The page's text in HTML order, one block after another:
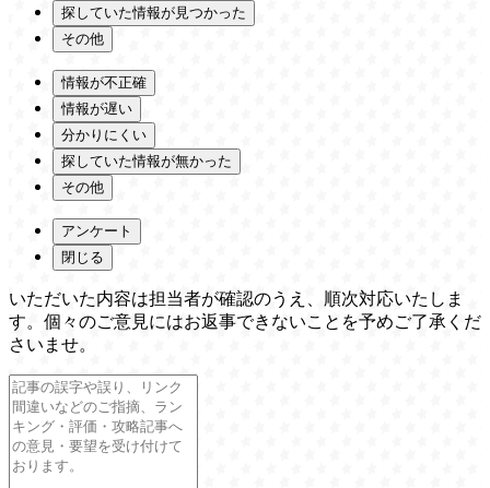
探していた情報が見つかった
その他
情報が不正確
情報が遅い
分かりにくい
探していた情報が無かった
その他
アンケート
閉じる
いただいた内容は担当者が確認のうえ、順次対応いたしま
す。個々のご意見にはお返事できないことを予めご了承くだ
さいませ。